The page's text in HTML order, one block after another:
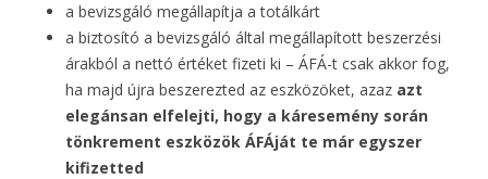
a bevizsgáló megállapítja a totálkárt
a biztosító a bevizsgáló által megállapított beszerzési
árakból a nettó értéket fizeti ki – ÁFÁ-t csak akkor fog,
ha majd újra beszerezted az eszközöket, azaz azt
elegánsan elfelejti, hogy a káresemény során
tönkrement eszközök ÁFÁját te már egyszer
kifizetted